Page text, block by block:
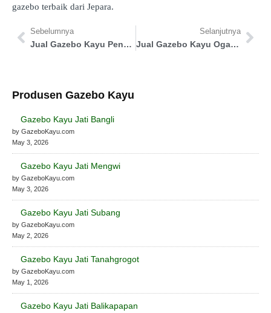
gazebo terbaik dari Jepara.
Sebelumnya
Jual Gazebo Kayu Penajam Paser Utara
Selanjutnya
Jual Gazebo Kayu Ogan Komering Ulu
Produsen Gazebo Kayu
Gazebo Kayu Jati Bangli
by GazeboKayu.com
May 3, 2026
Gazebo Kayu Jati Mengwi
by GazeboKayu.com
May 3, 2026
Gazebo Kayu Jati Subang
by GazeboKayu.com
May 2, 2026
Gazebo Kayu Jati Tanahgrogot
by GazeboKayu.com
May 1, 2026
Gazebo Kayu Jati Balikapapan